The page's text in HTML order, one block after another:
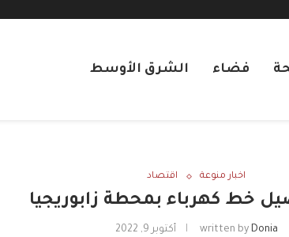
فضاء الشرق الأوسط
اخبار منوعة اقتصاد
خط كهرباء بمحطة زابوريجيا
written by Donia أكتوبر 9, 2022